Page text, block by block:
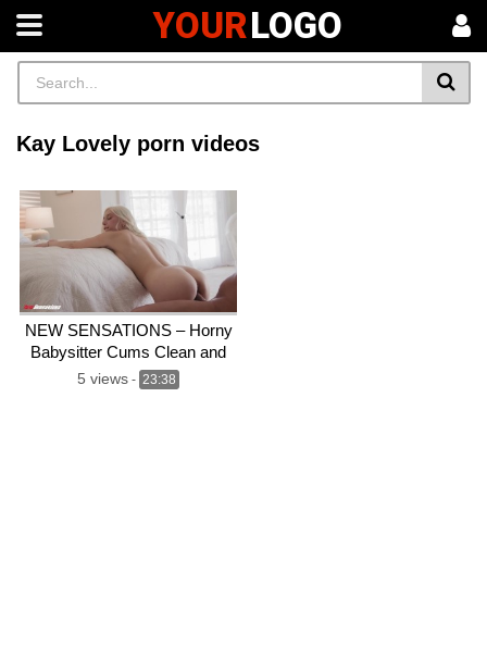
YOURLOGO
Kay Lovely porn videos
NEW SENSATIONS – Horny
Babysitter Cums Clean and
Puts The Moves on Her Older
Boss (Kay Lovely)
5 views - 23:38